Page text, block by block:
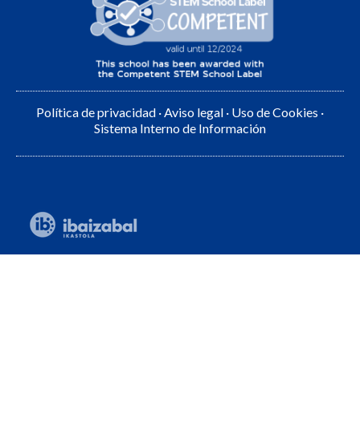
Política de privacidad ·Aviso legal · Uso de Cookies ·
Sistema Interno de Información